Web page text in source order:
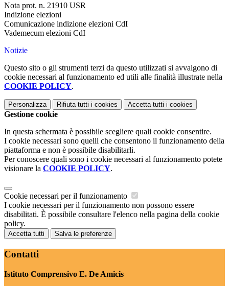
Nota prot. n. 21910 USR
Indizione elezioni
Comunicazione indizione elezioni CdI
Vademecum elezioni CdI
Notizie
Questo sito o gli strumenti terzi da questo utilizzati si avvalgono di
cookie necessari al funzionamento ed utili alle finalità illustrate nella
COOKIE POLICY.
Personalizza Rifiuta tutti i cookies Accetta tutti i cookies
Gestione cookie
In questa schermata è possibile scegliere quali cookie consentire.
I cookie necessari sono quelli che consentono il funzionamento della
piattaforma e non è possibile disabilitarli.
Per conoscere quali sono i cookie necessari al funzionamento potete
visionare la COOKIE POLICY.
Cookie necessari per il funzionamento
I cookie necessari per il funzionamento non possono essere
disabilitati. È possibile consultare l'elenco nella pagina della cookie
policy.
Accetta tutti Salva le preferenze
Contatti
Istituto Comprensivo E. De Amicis